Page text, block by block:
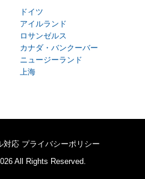
ドイツ
アイルランド
ロサンゼルス
カナダ・バンクーバー
ニュージーランド
上海
対応 プライバシーポリシー
All Rights Reserved.